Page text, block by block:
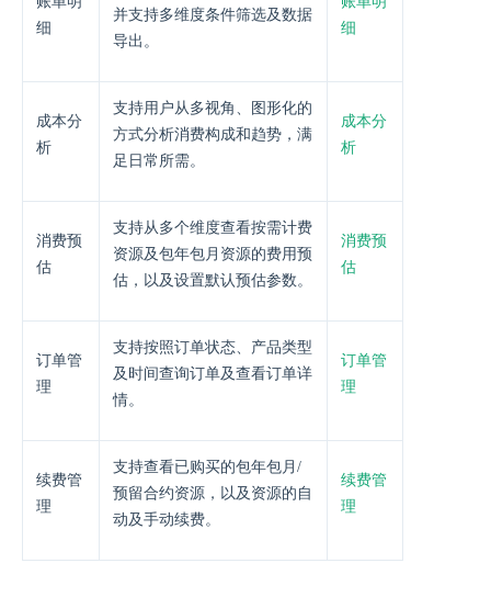
细
并支持多维度条件筛选及数据
导出。
细
成本分
析
支持用户从多视角、图形化的
方式分析消费构成和趋势，满
足日常所需。
成本分
析
消费预
估
支持从多个维度查看按需计费
资源及包年包月资源的费用预
估，以及设置默认预估参数。
消费预
估
订单管
理
支持按照订单状态、产品类型
及时间查询订单及查看订单详
情。
订单管
理
续费管
理
支持查看已购买的包年包月/
预留合约资源，以及资源的自
动及手动续费。
续费管
理